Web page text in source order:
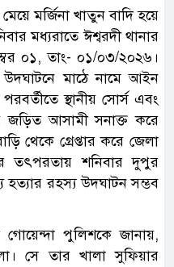
মর্জিনা খাতুন বাদি হয়ে
মধ্যরাতে ঈশ্বরদী থানার
০১, তাং- ০১/০৩/২০২৬।
মাঠে নামে আইন
স্থানীয় সোর্স এবং
জড়িত আসামী সনাক্ত করে
থেকে গ্রেপ্তার করে জেলা
তৎপরতায় শনিবার দুপুর
হত্যার রহস্য উদঘাটন সম্ভব
গোয়েন্দা পুলিশকে জানায়,
সে তার খালা সুফিয়ার